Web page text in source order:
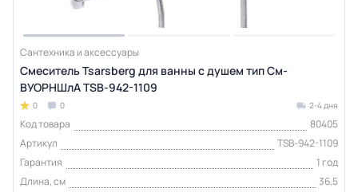
Сантехника и аксессуары
Смеситель Tsarsberg для ванны с душем тип См-
ВУОРНШлА TSB-942-1109
0 0 2-4 дня
Код товара
80405
Артикул
TSB-942-1109
Гарантия
1 год
Длина, см
36,5